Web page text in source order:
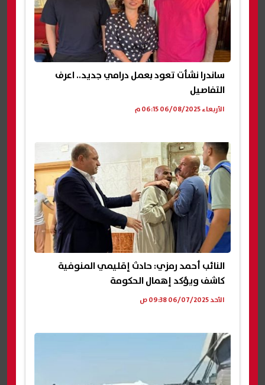
ساندرا نشأت تعود بعمل درامي جديد.. اعرف
التفاصيل
الأربعاء 06/08/2025 06:15 م
النائب أحمد رمزي: حادث إقليمي المنوفية
كاشف ويؤكد إهمال الحكومة
الأحد 06/07/2025 09:38 ص